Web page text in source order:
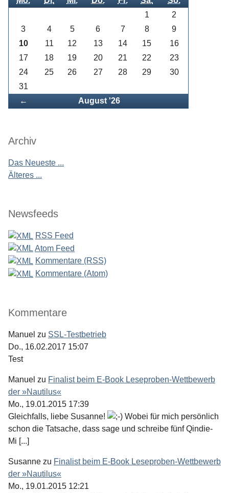
← August '26
1
2
3
4 5 6 7 8
9
10
11 12 13 14 15
16
17
18 19 20 21 22
23
24
25 26 27 28 29
30
31
Archiv
Das Neueste ...
Älteres ...
Newsfeeds
RSS Feed
Atom Feed
Kommentare (RSS)
Kommentare (Atom)
Kommentare
Manuel zu SSL-Testbetrieb
Do., 16.02.2017 15:07
Test
Manuel zu Finalist beim E-Book Leseproben-Wettbewerb
der »Nautilus«
Mo., 19.01.2015 17:39
Gleichfalls, liebe Susanne!
Wobei für mich persönlich
schon die Tatsache, dass sage und schreibe fünf Qindie-
Mi [...]
Susanne zu Finalist beim E-Book Leseproben-Wettbewerb
der »Nautilus«
Mo., 19.01.2015 12:21